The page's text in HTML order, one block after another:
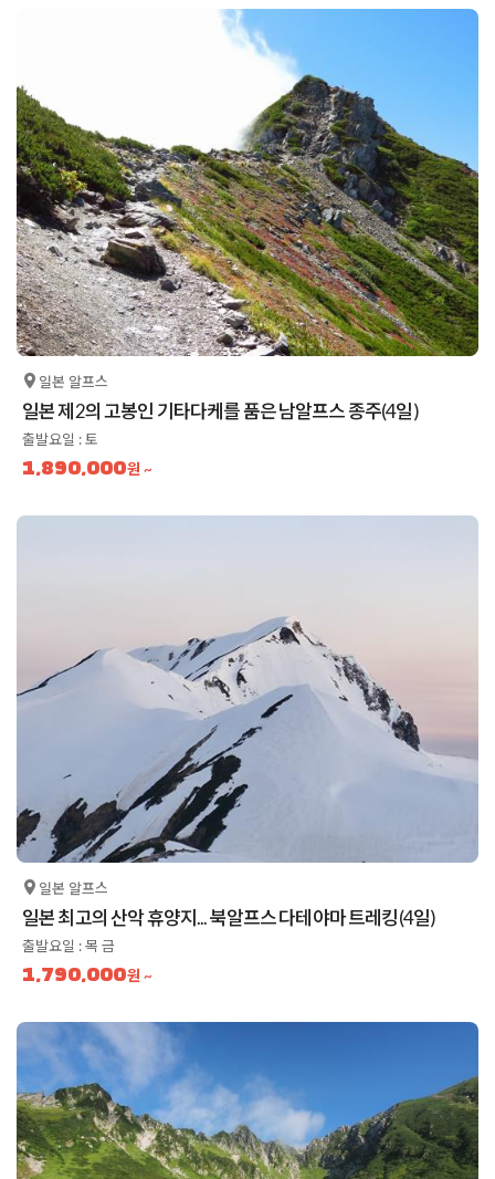
일본 알프스
일본 제2의 고봉인 기타다케를 품은 남알프스 종주(4일)
출발요일 : 토
1,890,000원 ~
일본 알프스
일본 최고의 산악 휴양지... 북알프스 다테야마 트레킹(4일)
출발요일 : 목 금
1,790,000원 ~